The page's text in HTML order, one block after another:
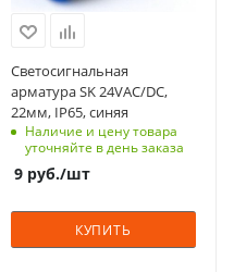
IP65
заказ
10 недель
Напряжение, V
24
светодиодная
Подсветка
Светосигнальная
арматура SK 24VAC/DC,
22мм, IP65, синяя
Наличие и цену товара
уточняйте в день заказа
9руб./шт
КУПИТЬ